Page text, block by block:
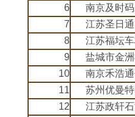
6
南京及时
7
江苏圣日
8
江苏福坛
9
盐城市金
10
南京禾浩
11
苏州优曼
12
江苏政轩